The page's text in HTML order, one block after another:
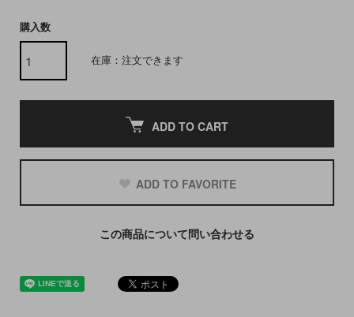
購入数
在庫：注文できます
ADD TO CART
ADD TO FAVORITE
この商品について問い合わせる